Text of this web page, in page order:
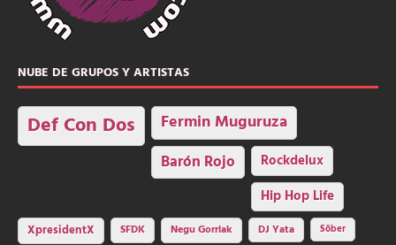
NUBE DE GRUPOS Y ARTISTAS
Def Con Dos Fermin Muguruza
Barón Rojo Rockdelux
Hip Hop Life
XpresidentX SFDK Negu Gorriak DJ Yata
Sôber